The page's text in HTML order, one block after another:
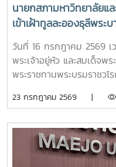
นายกสภามหาวิทยาลัยแ
เข้าเฝ้าทูลละอองธุลีพร
บัณฑิตกิตติมศักดิ์ ครุยวิ
เป็นตัวแทนแห่งความสำ
แด่พระบาทสมเด็จพระเจ้
วันที่ 16 กรกฎาคม 2569 เ
พระเจ้าอยู่หัว และสมเด็จพ
พระราชทานพระบรมราชว
บัณฑิตกิตติมศักดิ์ ครุยวิทย
รองศาสตราจารย์ ดร.เท
โจ้ นำคณะผู้บริหารมหาวิท
ถวายปริญญาดุษฎีบัณฑิต
23 กรกฎาคม 2569 |